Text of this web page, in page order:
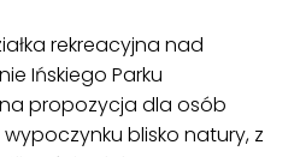
rekreacyjna nad
Ińskiego Parku
propozycja dla osób
blisko natury, z